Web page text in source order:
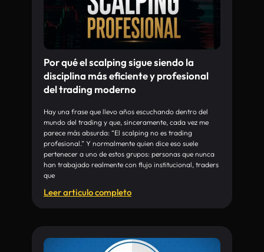
Por qué el scalping sigue siendo la
disciplina más eficiente y profesional
del trading moderno
Hay una frase que llevo años escuchando dentro del
mundo del trading y que, sinceramente, cada vez me
parece más absurda: “El scalping no es trading
profesional.” Y normalmente quien dice eso suele
pertenecer a uno de estos grupos: personas que nunca
han trabajado realmente con flujo institucional, traders
que
Leer articulo completo